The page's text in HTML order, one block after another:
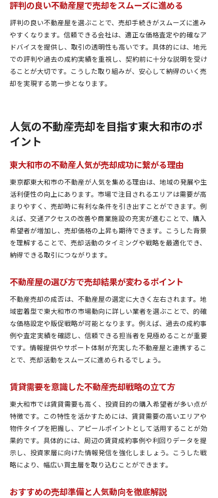
評判の良い不動産屋で売却をスムーズに進める
評判の良い不動産屋を選ぶことで、売却手続きがスムーズに進み
やすくなります。信頼できる会社は、適正な価格査定や的確なア
ドバイスを提供し、取引の透明性も高いです。具体的には、地元
での評判や過去の成約実績を重視し、契約前に十分な説明を受け
ることが大切です。こうした取り組みが、安心して納得のいく売
却を実現する第一歩となります。
人気の不動産売却を目指す東大和市のポ
イント
東大和市の不動産人気が売却成功に繋がる理由
東京都東大和市の不動産が人気を集める理由は、地域の発展や生
活利便性の向上にあります。市場で注目されるエリアは需要が高
まりやすく、売却時に有利な条件を引き出すことができます。例
えば、交通アクセスの改善や商業施設の充実が進むことで、購入
希望者が増加し、売却価格の上昇も期待できます。こうした背景
を理解することで、売却活動のタイミングや戦略を最適化でき、
納得できる取引につながります。
不動産屋の選び方で売却結果が変わるポイント
不動産売却の成否は、不動産屋の選定に大きく左右されます。地
域密着型で東大和市の市場動向に詳しい業者を選ぶことで、的確
な価格設定や販促戦略が可能となります。例えば、過去の成約事
例や査定実績を確認し、信頼できる担当者を見極めることが重要
です。情報提供やサポート体制が充実した不動産屋と連携するこ
とで、売却活動をスムーズに進められるでしょう。
賃貸需要を意識した不動産売却戦略の立て方
東大和市では賃貸需要も高く、投資目的の購入希望者が多い点が
特徴です。この特性を活かすためには、賃貸需要の高いエリアや
物件タイプを把握し、アピールポイントとして活用することが効
果的です。具体的には、周辺の賃貸成約事例や利回りデータを提
示し、投資家層に向けた情報発信を強化しましょう。こうした戦
略により、幅広い買主層を取り込むことができます。
おすすめの売却準備と人気動向を徹底解説